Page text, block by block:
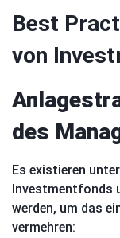
Best
von
des
Es existieren
Investmentfonds
werden, um das
vermehren: